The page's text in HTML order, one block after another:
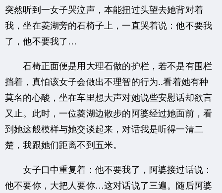
突然听到一女子哭泣声，本能扭过头望去她背对着
我，坐在菱湖旁的石椅子上，一直哭着说：他不要我
了，他不要我了…
石椅正面便是用大理石做的护栏，若不是有围栏
挡着，真怕该女子会做出不理智的行为..看着她有种
莫名的心酸，坐在车里想大声对她说些安慰话却欲言
又止。此时，一位菱湖边散步的阿婆经过她面前，看
到她这般模样与她交谈起来，对话我是听得一清二
楚，我跟她们距离不到五米。
女子口中重复着：他不要我了，阿婆接过话说：
他不要你，大把人要你…这对话说了三遍。随后阿婆